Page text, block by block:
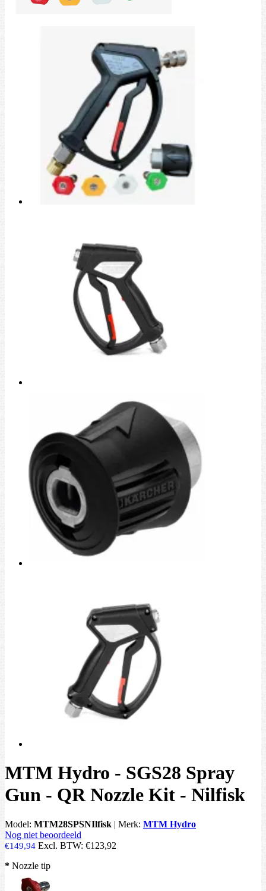
MTM Hydro - SGS28 Spray
Gun - QR Nozzle Kit - Nilfisk
Model: MTM28SPSNIlfisk | Merk: MTM Hydro
Nog niet beoordeeld
€149,94 Excl. BTW: €123,92
* Nozzle tip